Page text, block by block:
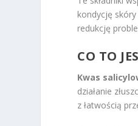
kondycję
redukcję
CO TO
Kwas
działanie
z łatwością